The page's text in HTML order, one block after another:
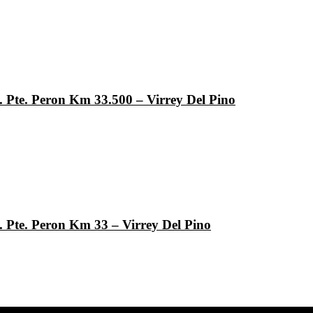
Peron Km 33.500 – Virrey Del Pino
Peron Km 33 – Virrey Del Pino